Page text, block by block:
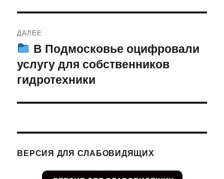
ДАЛЕЕ
Следующая
запись:
В Подмосковье оцифровали
услугу для собственников
гидротехники
ВЕРСИЯ ДЛЯ СЛАБОВИДЯЩИХ